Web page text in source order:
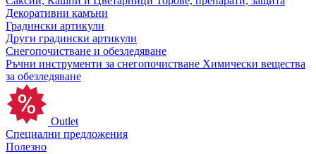
Декоративни камъни
Градински артикули
Други градински артикули
Снегопочистване и обезледяване
Ръчни инструменти за снегопочистване Химически вещества
за обезледяване
Outlet
Специални предложения
Полезно